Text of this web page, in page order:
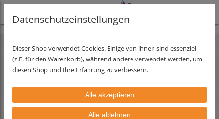
Probiersets
Datenschutzeinstellungen
Dieser Shop verwendet Cookies. Einige von ihnen sind essenziell
(z.B. für den Warenkorb), während andere verwendet werden, um
diesen Shop und Ihre Erfahrung zu verbessern.